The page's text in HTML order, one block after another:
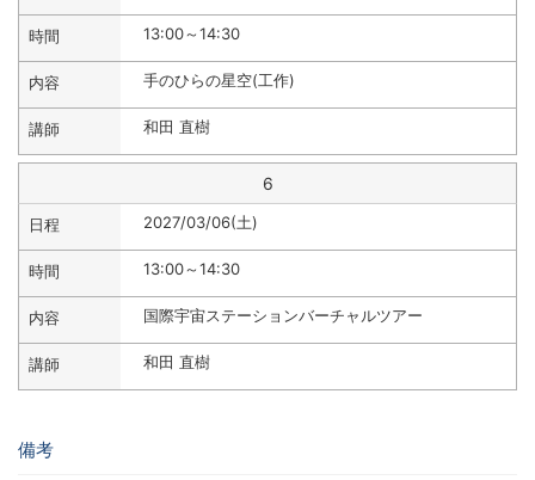
13:00～14:30
手のひらの星空(工作)
和田 直樹
6
2027/03/06(土)
13:00～14:30
国際宇宙ステーションバーチャルツアー
和田 直樹
備考